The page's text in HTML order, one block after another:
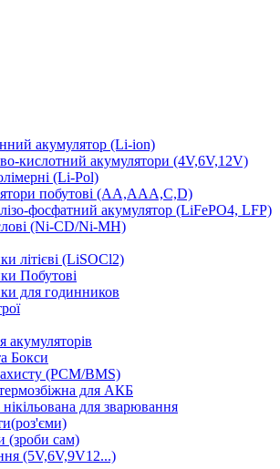
акумулятор (Li-ion)
кислотний акумулятори (4V,6V,12V)
(Li-Pol)
побутові (AA,AAA,C,D)
фосфатний акумулятор (LiFePO4, LFP)
(Ni-CD/Ni-MH)
літієві (LiSOCl2)
Побутові
для годинников
акумуляторів
Бокси
(PCM/BMS)
для АКБ
нікільована для зварювання
(зроби сам)
(5V,6V,9V12...)